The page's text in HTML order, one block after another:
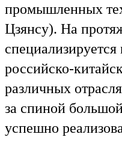
промышленных
Цзянсу). На
специализируется
российско-
различных
за спиной
успешно